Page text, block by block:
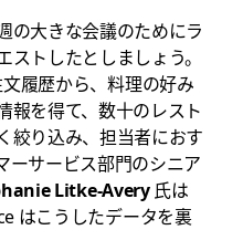
の大きな会議のためにラ
トしたとしましょう。
履歴から、料理の好み
報を得て、数十のレスト
絞り込み、担当者におす
ーサービス部門のシニア
Litke-Avery氏は
はこうしたデータを裏